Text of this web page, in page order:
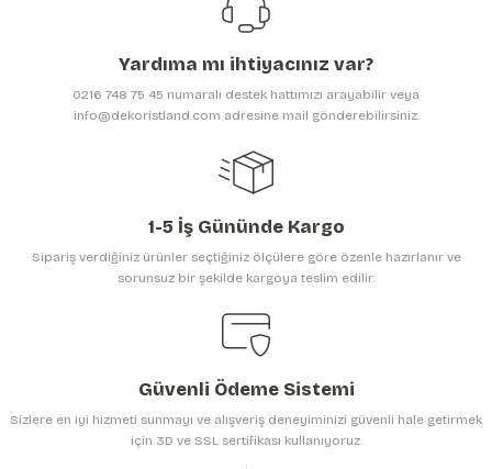
Ürün resmi kalitesiz, bozuk veya görüntülenemiyor.
Ürün bilgilerinde hatalar bulunuyor.
Gönder
Yardıma mı ihtiyacınız var?
0216 748 75 45 numaralı destek hattımızı arayabilir veya
info@dekoristland.com adresine mail gönderebilirsiniz.
1-5 İş Gününde Kargo
Sipariş verdiğiniz ürünler seçtiğiniz ölçülere göre özenle hazırlanır ve
sorunsuz bir şekilde kargoya teslim edilir.
Güvenli Ödeme Sistemi
Sizlere en iyi hizmeti sunmayı ve alışveriş deneyiminizi güvenli hale getirmek
için 3D ve SSL sertifikası kullanıyoruz.